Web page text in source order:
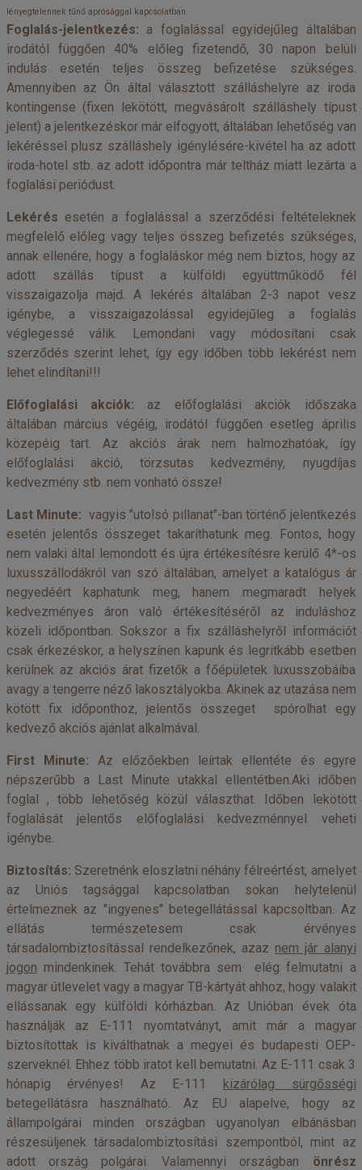
lényegtelennek tűnő aprósággal kapcsolatban.
Foglalás-jelentkezés: a foglalással egyidejűleg általában
irodától függően 40% előleg fizetendő, 30 napon belüli
indulás esetén teljes összeg befizetése szükséges.
Amennyiben az Ön által választott szálláshelyre az iroda
kontingense (fixen lekötött, megvásárolt szálláshely típust
jelent) a jelentkezéskor már elfogyott, általában lehetőség van
lekéréssel plusz szálláshely igénylésére-kivétel ha az adott
iroda-hotel stb. az adott időpontra már teltház miatt lezárta a
foglalási periódust.
Lekérésesetén a foglalással a szerződési feltételeknek
megfelelő előleg vagy teljes összeg befizetés szükséges,
annak ellenére, hogy a foglaláskor még nem biztos, hogy az
adott szállás típust a külföldi együttműködő fél
visszaigazolja majd. A lekérés általában 2-3 napot vesz
igénybe, a visszaigazolással egyidejűleg a foglalás
véglegessé válik. Lemondani vagy módosítani csak
szerződés szerint lehet, így egy időben több lekérést nem
lehet elindítani!!!
Előfoglalási akciók: az előfoglalási akciók időszaka
általában március végéig, irodától függően esetleg április
közepéig tart. Az akciós árak nem halmozhatóak, így
előfoglalási akció, törzsutas kedvezmény, nyugdíjas
kedvezmény stb. nem vonható össze!
Last Minute: vagyis "utolsó pillanat"-ban történő jelentkezés
esetén jelentős összeget takaríthatunk meg. Fontos, hogy
nem valaki által lemondott és újra értékesítésre kerülő 4*-os
luxusszállodákról van szó általában, amelyet a katalógus ár
negyedéért kaphatunk meg, hanem megmaradt helyek
kedvezményes áron való értékesítéséről az induláshoz
közeli időpontban. Sokszor a fix szálláshelyről információt
csak érkezéskor, a helyszínen kapunk és legritkább esetben
kerülnek az akciós árat fizetők a főépületek luxusszobáiba
avagy a tengerre néző lakosztályokba. Akinek az utazása nem
kötött fix időponthoz, jelentős összeget spórolhat egy
kedvező akciós ajánlat alkalmával.
First Minute: Az előzőekben leírtak ellentéte és egyre
népszerűbb a Last Minute utakkal ellentétben.Aki időben
foglal , több lehetőség közül választhat. Időben lekötött
foglalását jelentős előfoglalási kedvezménnyel veheti
igénybe.
Biztosítás: Szeretnénk eloszlatni néhány félreértést, amelyet
az Uniós tagsággal kapcsolatban sokan helytelenül
értelmeznek az "ingyenes" betegellátással kapcsoltban. Az
ellátás természetesem csak érvényes
társadalombiztosítással rendelkezőnek, azaznem jár alanyi
jogon mindenkinek. Tehát továbbra sem elég felmutatni a
magyar útlevelet vagy a magyar TB-kártyát ahhoz, hogy valakit
ellássanak egy külföldi kórházban. Az Unióban évek óta
használják az E-111 nyomtatványt, amit már a magyar
biztosítottak is kiválthatnak a megyei és budapesti OEP-
szerveknél. Ehhez több iratot kell bemutatni. Az E-111 csak 3
hónapig érvényes! Az E-111 kizárólag sürgősségi
betegellátásra használható. Az EU alapelve, hogy az
állampolgárai minden országban ugyanolyan elbánásban
részesüljenek társadalombiztosítási szempontból, mint az
adott ország polgárai. Valamennyi országban önrész